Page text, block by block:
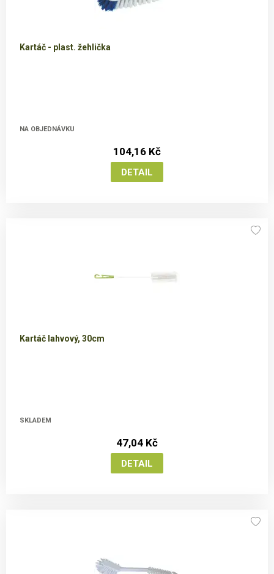
Kartáč - plast. žehlička
NA OBJEDNÁVKU
104,16 Kč
Kartáč lahvový, 30cm
SKLADEM
47,04 Kč